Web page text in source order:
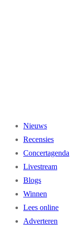
Nieuws
Recensies
Concertagenda
Livestream
Blogs
Winnen
Lees online
Adverteren